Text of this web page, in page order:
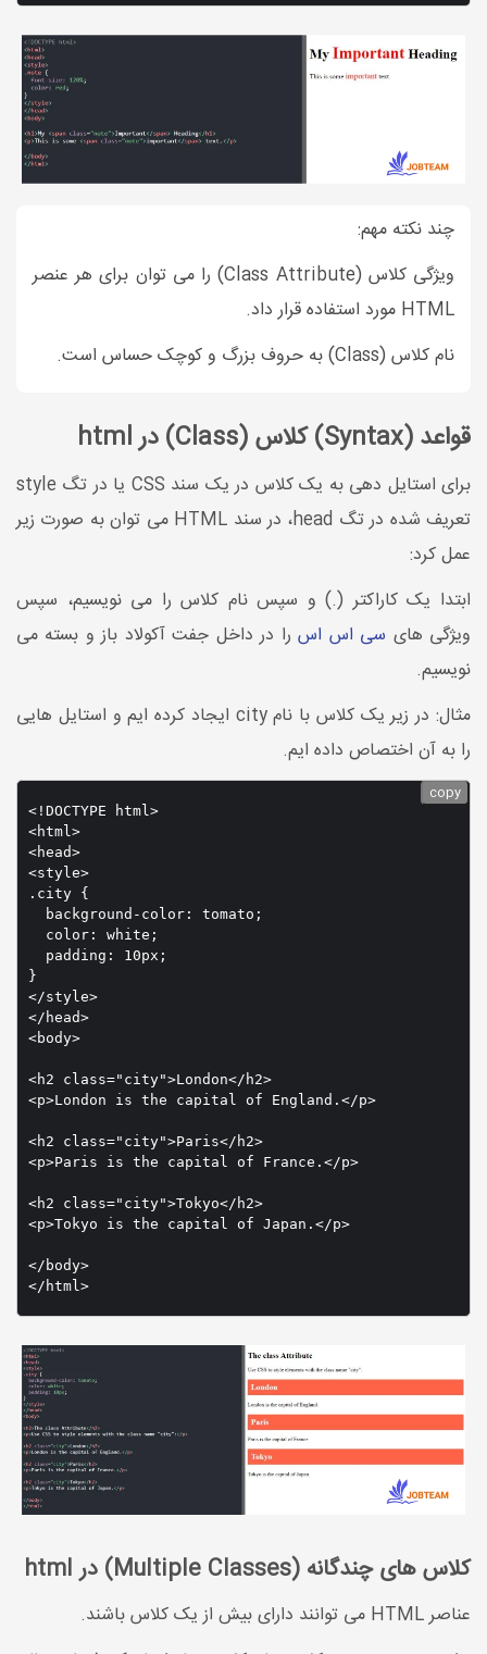
چند نکته مهم:
ویژگی کلاس (Class Attribute) را می توان برای هر عنصر
HTML مورد استفاده قرار داد.
نام کلاس (Class) به حروف بزرگ و کوچک حساس است.
قواعد (Syntax) کلاس (Class) در html
برای استایل دهی به یک کلاس در یک سند CSS یا در تگ style
تعریف شده در تگ head، در سند HTML می توان به صورت زیر
عمل کرد:
ابتدا یک کاراکتر (.) و سپس نام کلاس را می نویسیم، سپس
ویژگی های سی اس اسرا در داخل جفت آکولاد باز و بسته می
نویسیم.
مثال: در زیر یک کلاس با نام city ایجاد کرده ایم و استایل هایی
را به آن اختصاص داده ایم.
<!DOCTYPE html>
<html>
<head>
<style>
.city {
  background-color: tomato;
  color: white;
  padding: 10px;
}
</style>
</head>
<body>
<h2 class="city">London</h2>
<p>London is the capital of England.</p>
<h2 class="city">Paris</h2>
<p>Paris is the capital of France.</p>
<h2 class="city">Tokyo</h2>
<p>Tokyo is the capital of Japan.</p>
</body>
copy
کلاس های چندگانه (Multiple Classes) در html
عناصر HTML می توانند دارای بیش از یک کلاس باشند.